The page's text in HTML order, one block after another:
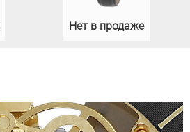
Нет в продаже